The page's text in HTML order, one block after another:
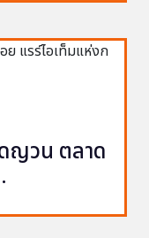
ญวน ตลาด